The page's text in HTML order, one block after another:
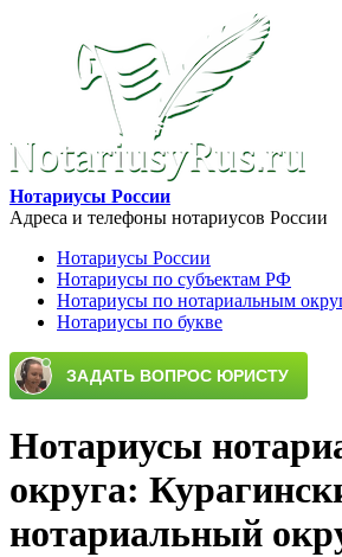
Перейти к основному содержанию
Нотариусы России
Адреса и телефоны нотариусов России
Main menu
Нотариусы России
Нотариусы по субъектам РФ
Нотариусы по нотариальным
Нотариусы по букве
Нотариусы
округа:
нотариальный